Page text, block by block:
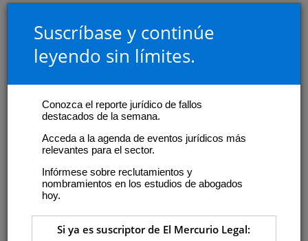
Suscríbase y continúe
leyendo sin límites.
Conozca el reporte jurídico de fallos
destacados de la semana.
Acceda a la agenda de eventos jurídicos más
relevantes para el sector.
Infórmese sobre reclutamientos y
nombramientos en los estudios de abogados
hoy.
Si ya es suscriptor de El Mercurio Legal: